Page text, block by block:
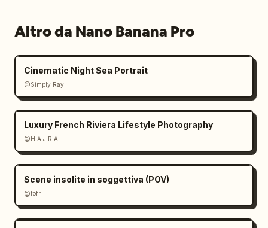
Altro da Nano Banana Pro
Cinematic Night Sea Portrait
@Simply Ray
Luxury French Riviera Lifestyle Photography
@H A J R A
Scene insolite in soggettiva (POV)
@fofr